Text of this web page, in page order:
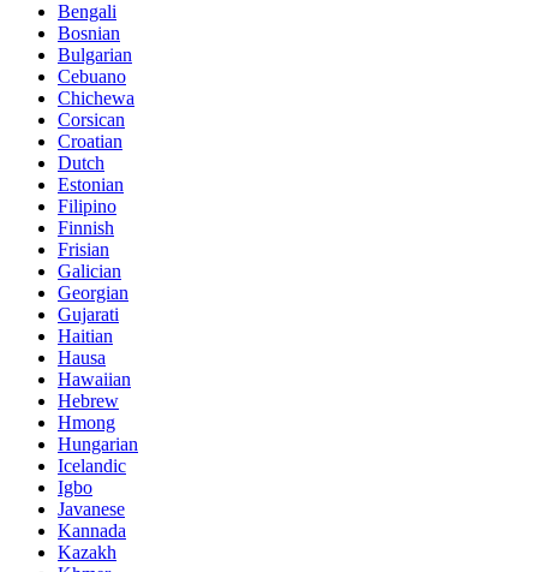
Bengali
Bosnian
Bulgarian
Cebuano
Chichewa
Corsican
Croatian
Dutch
Estonian
Filipino
Finnish
Frisian
Galician
Georgian
Gujarati
Haitian
Hausa
Hawaiian
Hebrew
Hmong
Hungarian
Icelandic
Igbo
Javanese
Kannada
Kazakh